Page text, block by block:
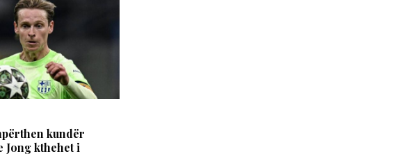
kundër
Jong kthehet i